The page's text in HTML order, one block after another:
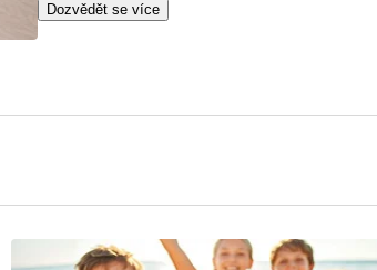
Dozvědět se více